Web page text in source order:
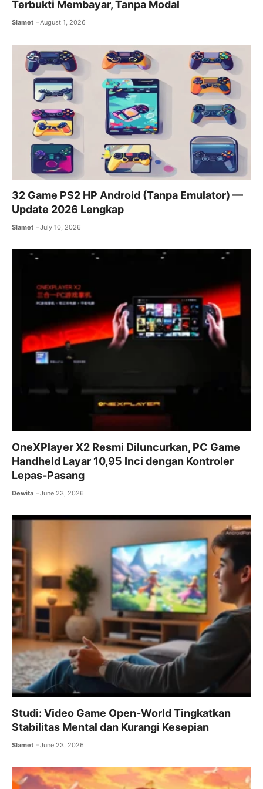
Terbukti Membayar, Tanpa Modal
Slamet August 1, 2026
32 Game PS2 HP Android (Tanpa Emulator) —
Update 2026 Lengkap
Slamet July 10, 2026
OneXPlayer X2 Resmi Diluncurkan, PC Game
Handheld Layar 10,95 Inci dengan Kontroler
Lepas-Pasang
Dewita June 23, 2026
Studi: Video Game Open-World Tingkatkan
Stabilitas Mental dan Kurangi Kesepian
Slamet June 23, 2026